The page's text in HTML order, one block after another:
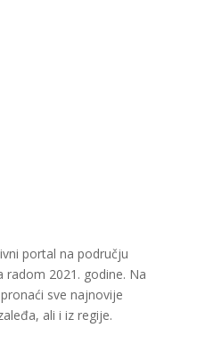
portal na području
radom 2021. godine. Na
sve najnovije
ali i iz regije.